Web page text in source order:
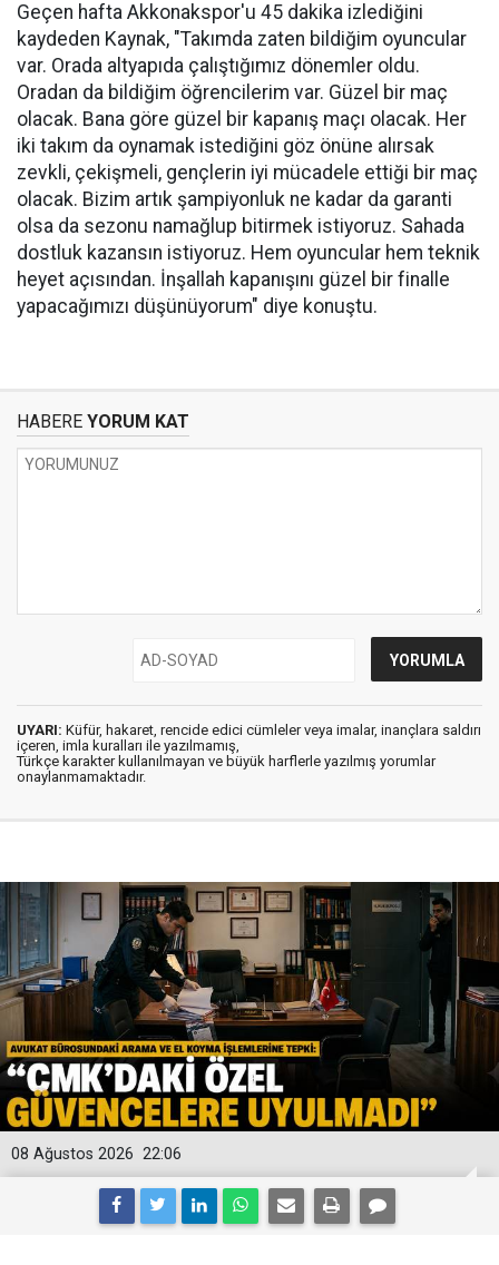
Geçen hafta Akkonakspor'u 45 dakika izlediğini
kaydeden Kaynak, "Takımda zaten bildiğim oyuncular
var. Orada altyapıda çalıştığımız dönemler oldu.
Oradan da bildiğim öğrencilerim var. Güzel bir maç
olacak. Bana göre güzel bir kapanış maçı olacak. Her
iki takım da oynamak istediğini göz önüne alırsak
zevkli, çekişmeli, gençlerin iyi mücadele ettiği bir maç
olacak. Bizim artık şampiyonluk ne kadar da garanti
olsa da sezonu namağlup bitirmek istiyoruz. Sahada
dostluk kazansın istiyoruz. Hem oyuncular hem teknik
heyet açısından. İnşallah kapanışını güzel bir finalle
yapacağımızı düşünüyorum" diye konuştu.
HABERE YORUM KAT
UYARI: Küfür, hakaret, rencide edici cümleler veya imalar, inançlara saldırı
içeren, imla kuralları ile yazılmamış,
Türkçe karakter kullanılmayan ve büyük harflerle yazılmış yorumlar
onaylanmamaktadır.
22:06
08 Ağustos 2026